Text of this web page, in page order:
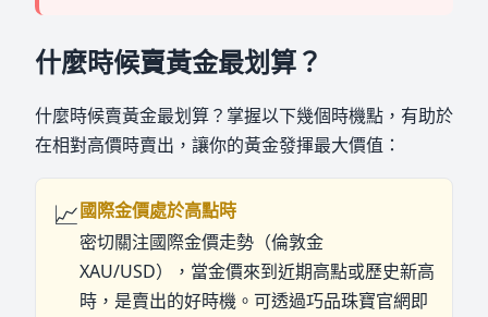
什麼時候賣黃金最划算？
什麼時候賣黃金最划算？掌握以下幾個時機點，有助於
在相對高價時賣出，讓你的黃金發揮最大價值：
📈國際金價處於高點時
密切關注國際金價走勢（倫敦金
XAU/USD），當金價來到近期高點或歷史新高
時，是賣出的好時機。可透過巧品珠寶官網即